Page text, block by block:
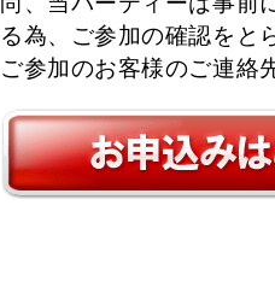
る為、ご参加の確認をと
ご参加のお客様のご連絡